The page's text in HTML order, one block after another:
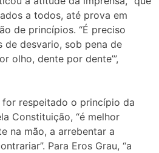
a todos, até prova em
de princípios. “É preciso
de desvario, sob pena de
olho, dente por dente’”,
for respeitado o princípio da
Constituição, “é melhor
na mão, a arrebentar a
Para Eros Grau, “a